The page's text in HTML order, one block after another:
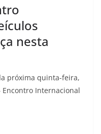
nesta
próxima quinta-feira,
Encontro Internacional